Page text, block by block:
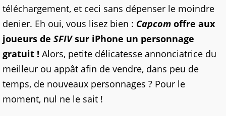
téléchargement, et ceci sans dépenser le moindre
denier. Eh oui, vous lisez bien : Capcom offre aux
joueurs de SFIVsur iPhone un personnage
gratuit ! Alors, petite délicatesse annonciatrice du
meilleur ou appât afin de vendre, dans peu de
temps, de nouveaux personnages ? Pour le
moment, nul ne le sait !